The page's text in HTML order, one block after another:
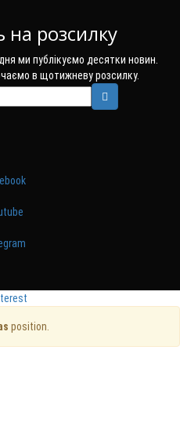
на розсилку
ми публікуємо десятки новин.
в щотижневу розсилку.
position.